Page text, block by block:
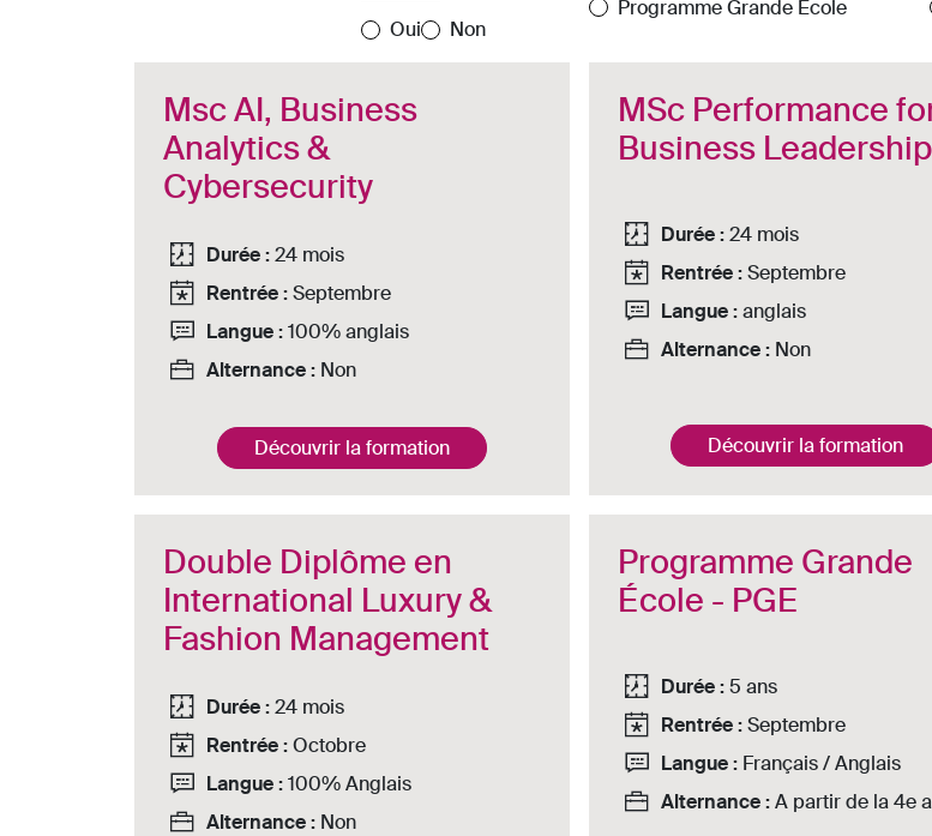
Oui Non
Programme Grande Ecole
Msc AI, Business
Analytics &
Cybersecurity
Durée :24 mois
Rentrée :Septembre
Langue :100% anglais
Alternance : Non
Découvrir la formation
MSc Performance
Business Leadership
Durée : 24 mois
Rentrée : Septembre
Langue : anglais
Alternance : Non
Découvrir la formation
Double Diplôme en
International Luxury &
Fashion Management
Durée :24 mois
Rentrée :Octobre
Langue :100% Anglais
Alternance : Non
Programme Grande
École - PGE
Durée : 5 ans
Rentrée : Septembre
Langue : Français / Anglais
Alternance : A partir de la 4e